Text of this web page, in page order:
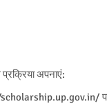
अपनाएं: